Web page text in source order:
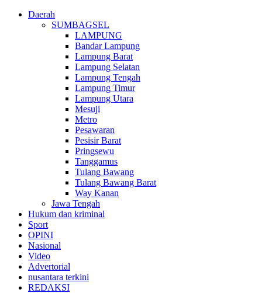
Daerah
SUMBAGSEL
LAMPUNG
Bandar Lampung
Lampung Barat
Lampung Selatan
Lampung Tengah
Lampung Timur
Lampung Utara
Mesuji
Metro
Pesawaran
Pesisir Barat
Pringsewu
Tanggamus
Tulang Bawang
Tulang Bawang Barat
Way Kanan
Jawa Tengah
Hukum dan kriminal
Sport
OPINI
Nasional
Video
Advertorial
nusantara terkini
REDAKSI